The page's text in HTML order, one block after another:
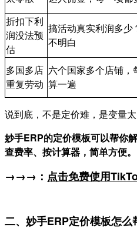
折扣下利
润没法预
估
搞活动真实利润多少
不明白
多国多店
重复劳动
六个国家多个店铺，
算一遍
说到底，不是定价难，是变量
妙手ERP的定价模板可以帮你
查费率、按计算器，简单方便。
→→→： 点击免费使用
二、妙手ERP定价模板怎么